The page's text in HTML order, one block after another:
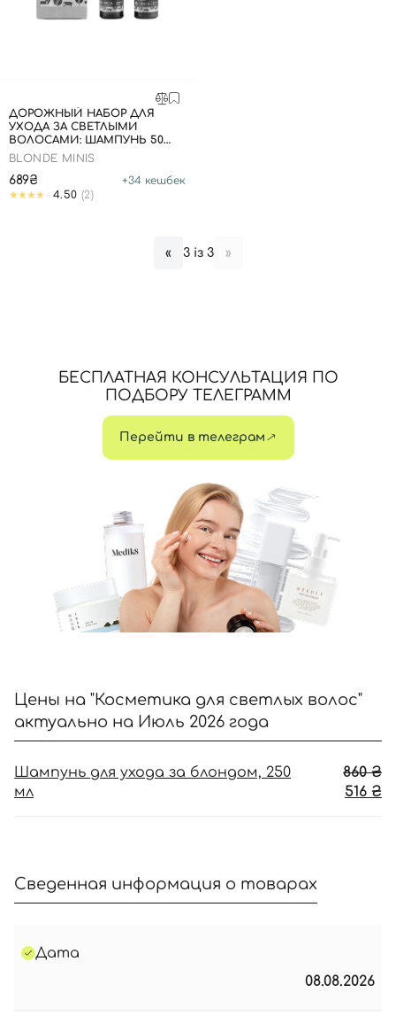
ДОРОЖНЫЙ НАБОР ДЛЯ
УХОДА ЗА СВЕТЛЫМИ
ВОЛОСАМИ: ШАМПУНЬ 50
МЛ, МАСКА 50 МЛ
BLONDE MINIS
689₴ +34 кешбек
4.50 (2)
« 3 із 3 »
БЕСПЛАТНАЯ КОНСУЛЬТАЦИЯ ПО
ПОДБОРУ ТЕЛЕГРАММ
Перейти в телеграм
Цены на "Косметика для светлых волос"
актуально на Июль 2026 года
Шампунь для ухода за блондом, 250
мл
860₴
516 ₴
Сведенная информация о товарах
Дата
08.08.2026
Номер телефона
Отправляя форму для авторизации/регистрации, вы